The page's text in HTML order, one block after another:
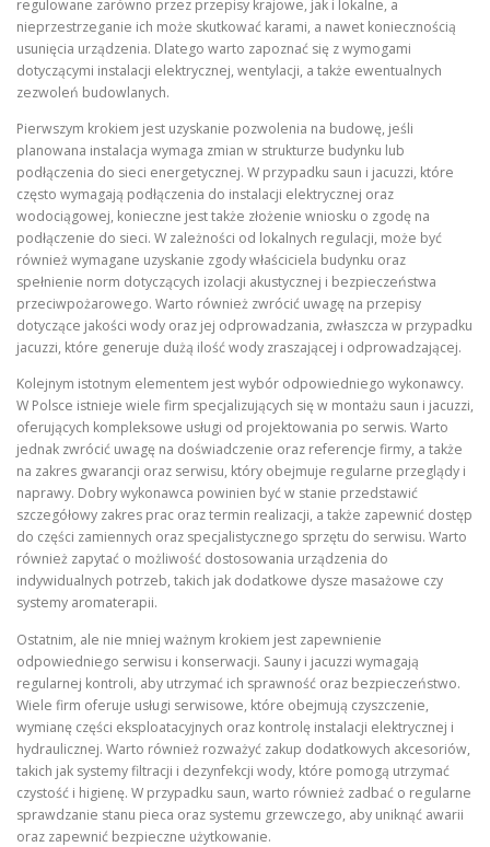
regulowane zarówno przez przepisy krajowe, jak i lokalne, a
nieprzestrzeganie ich może skutkować karami, a nawet koniecznością
usunięcia urządzenia. Dlatego warto zapoznać się z wymogami
dotyczącymi instalacji elektrycznej, wentylacji, a także ewentualnych
zezwoleń budowlanych.
Pierwszym krokiem jest uzyskanie pozwolenia na budowę, jeśli
planowana instalacja wymaga zmian w strukturze budynku lub
podłączenia do sieci energetycznej. W przypadku saun i jacuzzi, które
często wymagają podłączenia do instalacji elektrycznej oraz
wodociągowej, konieczne jest także złożenie wniosku o zgodę na
podłączenie do sieci. W zależności od lokalnych regulacji, może być
również wymagane uzyskanie zgody właściciela budynku oraz
spełnienie norm dotyczących izolacji akustycznej i bezpieczeństwa
przeciwpożarowego. Warto również zwrócić uwagę na przepisy
dotyczące jakości wody oraz jej odprowadzania, zwłaszcza w przypadku
jacuzzi, które generuje dużą ilość wody zraszającej i odprowadzającej.
Kolejnym istotnym elementem jest wybór odpowiedniego wykonawcy.
W Polsce istnieje wiele firm specjalizujących się w montażu saun i jacuzzi,
oferujących kompleksowe usługi od projektowania po serwis. Warto
jednak zwrócić uwagę na doświadczenie oraz referencje firmy, a także
na zakres gwarancji oraz serwisu, który obejmuje regularne przeglądy i
naprawy. Dobry wykonawca powinien być w stanie przedstawić
szczegółowy zakres prac oraz termin realizacji, a także zapewnić dostęp
do części zamiennych oraz specjalistycznego sprzętu do serwisu. Warto
również zapytać o możliwość dostosowania urządzenia do
indywidualnych potrzeb, takich jak dodatkowe dysze masażowe czy
systemy aromaterapii.
Ostatnim, ale nie mniej ważnym krokiem jest zapewnienie
odpowiedniego serwisu i konserwacji. Sauny i jacuzzi wymagają
regularnej kontroli, aby utrzymać ich sprawność oraz bezpieczeństwo.
Wiele firm oferuje usługi serwisowe, które obejmują czyszczenie,
wymianę części eksploatacyjnych oraz kontrolę instalacji elektrycznej i
hydraulicznej. Warto również rozważyć zakup dodatkowych akcesoriów,
takich jak systemy filtracji i dezynfekcji wody, które pomogą utrzymać
czystość i higienę. W przypadku saun, warto również zadbać o regularne
sprawdzanie stanu pieca oraz systemu grzewczego, aby uniknąć awarii
oraz zapewnić bezpieczne użytkowanie.